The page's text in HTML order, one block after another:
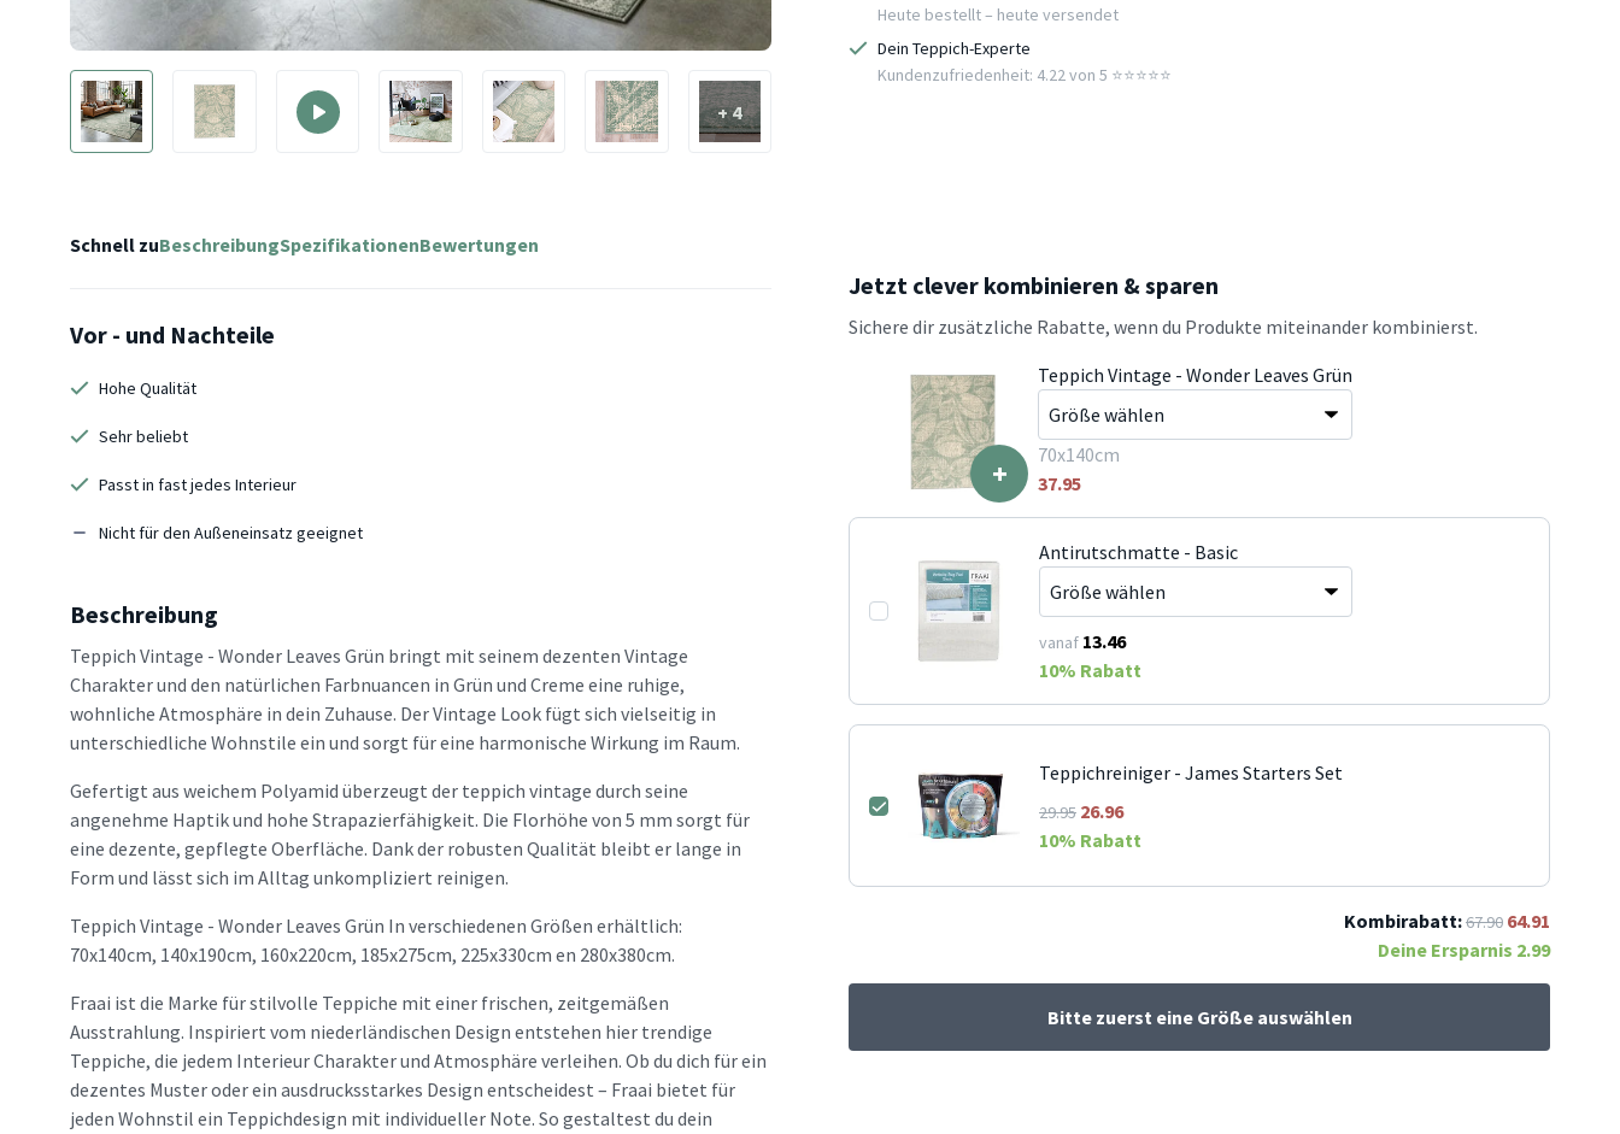
+ 4
Heute bestellt – heute versendet
Dein Teppich-Experte
Kundenzufriedenheit: 4.22 von 5 ⭐️⭐️⭐️⭐️⭐️
Schnell zuBeschreibungSpezifikationenBewertungen
Vor - und Nachteile
Hohe Qualität
Sehr beliebt
Passt in fast jedes Interieur
Nicht für den Außeneinsatz geeignet
Beschreibung
Teppich Vintage - Wonder Leaves Grün bringt mit seinem dezenten Vintage
Charakter und den natürlichen Farbnuancen in Grün und Creme eine ruhige,
wohnliche Atmosphäre in dein Zuhause. Der Vintage Look fügt sich vielseitig in
unterschiedliche Wohnstile ein und sorgt für eine harmonische Wirkung im Raum.
Gefertigt aus weichem Polyamid überzeugt der teppich vintage durch seine
angenehme Haptik und hohe Strapazierfähigkeit. Die Florhöhe von 5 mm sorgt für
eine dezente, gepflegte Oberfläche. Dank der robusten Qualität bleibt er lange in
Form und lässt sich im Alltag unkompliziert reinigen.
Teppich Vintage - Wonder Leaves Grün In verschiedenen Größen erhältlich:
70x140cm, 140x190cm, 160x220cm, 185x275cm, 225x330cm en 280x380cm.
Fraai ist die Marke für stilvolle Teppiche mit einer frischen, zeitgemäßen
Ausstrahlung. Inspiriert vom niederländischen Design entstehen hier trendige
Teppiche, die jedem Interieur Charakter und Atmosphäre verleihen. Ob du dich für ein
dezentes Muster oder ein ausdrucksstarkes Design entscheidest – Fraai bietet für
jeden Wohnstil ein Teppichdesign mit individueller Note. So gestaltest du dein
Jetzt clever kombinieren & sparen
Sichere dir zusätzliche Rabatte, wenn du Produkte miteinander kombinierst.
+
Teppich Vintage - Wonder Leaves Grün
70x140cm
37.95
Antirutschmatte - Basic
vanaf 13.46
10% Rabatt
Teppichreiniger - James Starters Set
29.95 26.96
10% Rabatt
Kombirabatt:67.90 64.91
Deine Ersparnis 2.99
Bitte zuerst eine Größe auswählen